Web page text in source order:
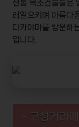
전통 목조건물들은
러일으키며 아름다
다카야마를 방문하
입니다.
– 고성거리